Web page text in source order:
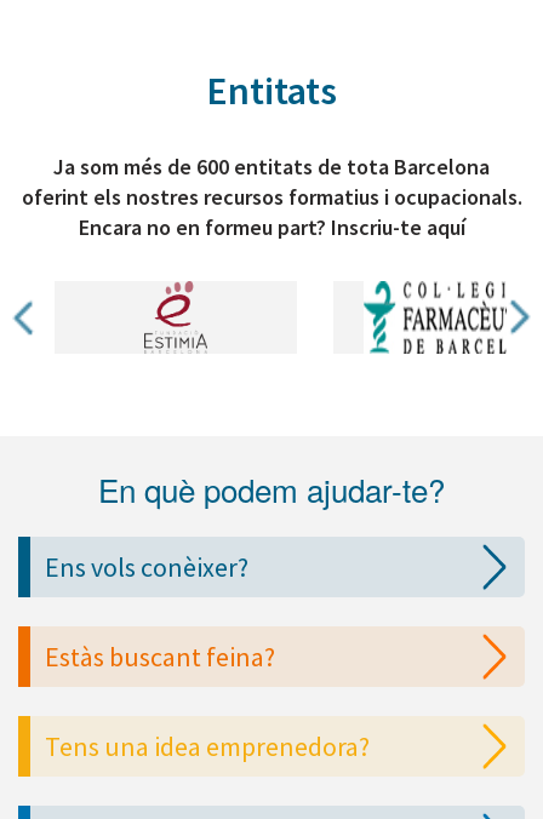
Entitats
Ja som més de 600 entitats de tota Barcelona
oferint els nostres recursos formatius i ocupacionals.
Encara no en formeu part? Inscriu-te aquí
En què podem ajudar-te?
Ens vols conèixer?
Estàs buscant feina?
Tens una idea emprenedora?